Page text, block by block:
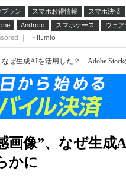
プラン スマホお得情報 スマホ決済
Android スマホケース ウェ
｜
IIJmio
ぜ生成AIを活用した？ Adobe
画像”、なぜ生
かに